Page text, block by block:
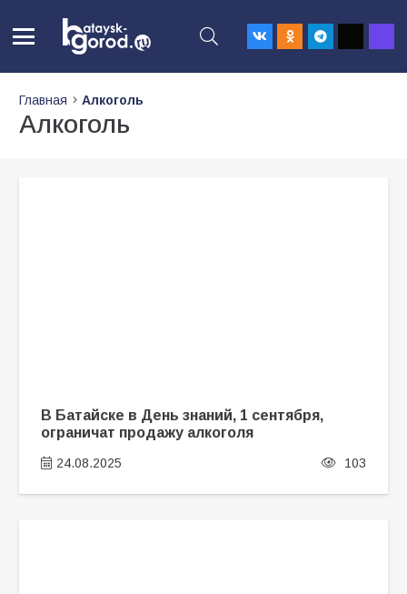
Главная Алкоголь
Алкоголь
В Батайске в День знаний, 1 сентября,
ограничат продажу алкоголя
24.08.2025 103